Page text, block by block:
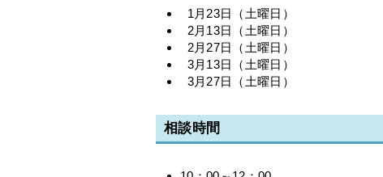
1月23日（土曜日）
2月13日（土曜日）
2月27日（土曜日）
3月13日（土曜日）
3月27日（土曜日）
相談時間